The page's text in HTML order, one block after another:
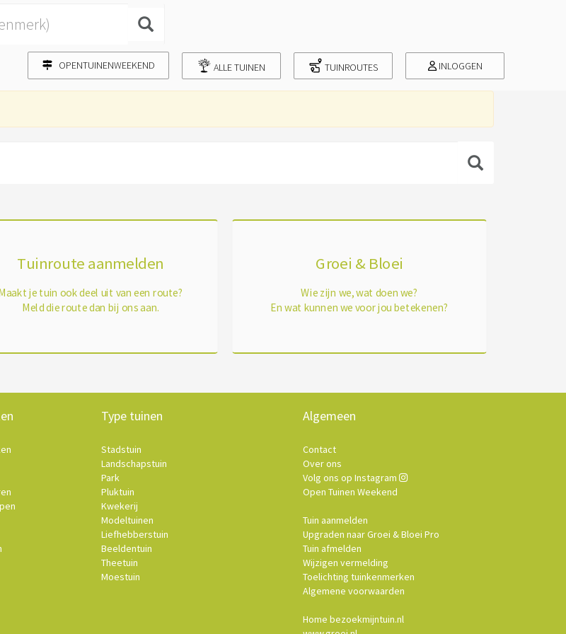
OPENTUINENWEEKEND ALLE TUINEN TUINROUTES INLOGGEN
Tuinroute aanmelden
je tuin ook deel uit van een route?
Meld die route dan bij ons aan.
Groei & Bloei
Wie zijn we, wat doen we?
En wat kunnen we voor jou betekenen?
Type tuinen
Stadstuin
Landschapstuin
Park
Pluktuin
Kwekerij
Modeltuinen
Liefhebberstuin
Beeldentuin
Theetuin
Moestuin
Algemeen
Contact
Over ons
Volg ons op Instagram
Open Tuinen Weekend
Tuin aanmelden
Upgraden naar Groei & Bloei Pro
Tuin afmelden
Wijzigen vermelding
Toelichting tuinkenmerken
Algemene voorwaarden
Home bezoekmijntuin.nl